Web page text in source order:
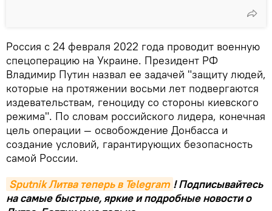
Россия с 24 февраля 2022 года проводит военную
спецоперацию на Украине. Президент РФ
Владимир Путин назвал ее задачей "защиту людей,
которые на протяжении восьми лет подвергаются
издевательствам, геноциду со стороны киевского
режима". По словам российского лидера, конечная
цель операции — освобождение Донбасса и
создание условий, гарантирующих безопасность
самой России.
Sputnik Литва теперь в Telegram ! Подписывайтесь
на самые быстрые, яркие и подробные новости о